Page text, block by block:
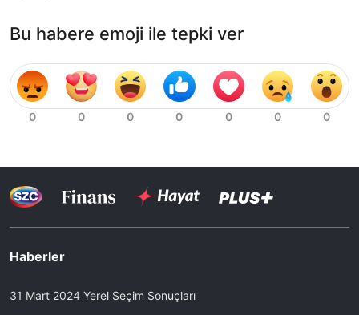
Bu habere emoji ile tepki ver
Haberler
31 Mart 2024 Yerel Seçim Sonuçları